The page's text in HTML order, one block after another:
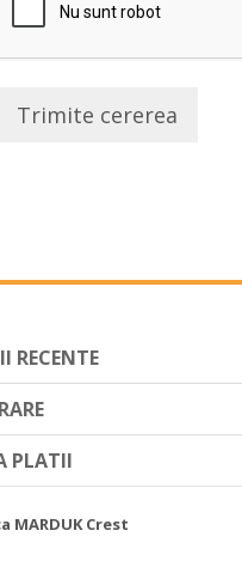
Trimite cererea
RECENTE
PLATII
MARDUK Crest